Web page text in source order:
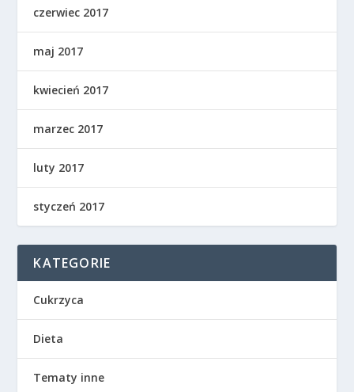
czerwiec 2017
maj 2017
kwiecień 2017
marzec 2017
luty 2017
styczeń 2017
KATEGORIE
Cukrzyca
Dieta
Tematy inne